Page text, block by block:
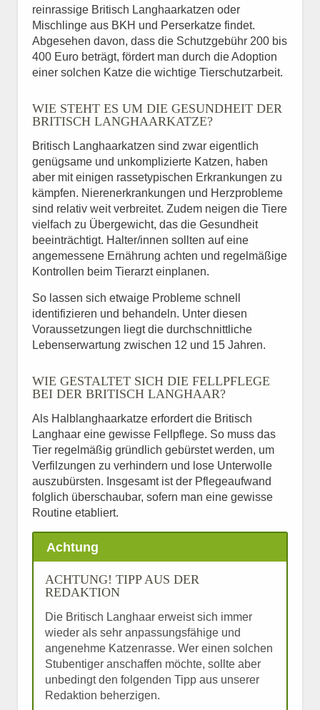
reinrassige Britisch Langhaarkatzen oder
Mischlinge aus BKH und Perserkatze findet.
Abgesehen davon, dass die Schutzgebühr 200 bis
400 Euro beträgt, fördert man durch die Adoption
einer solchen Katze die wichtige Tierschutzarbeit.
WIE STEHT ES UM DIE GESUNDHEIT DER
BRITISCH LANGHAARKATZE?
Britisch Langhaarkatzen sind zwar eigentlich
genügsame und unkomplizierte Katzen, haben
aber mit einigen rassetypischen Erkrankungen zu
kämpfen. Nierenerkrankungen und Herzprobleme
sind relativ weit verbreitet. Zudem neigen die Tiere
vielfach zu Übergewicht, das die Gesundheit
beeinträchtigt. Halter/innen sollten auf eine
angemessene Ernährung achten und regelmäßige
Kontrollen beim Tierarzt einplanen.
So lassen sich etwaige Probleme schnell
identifizieren und behandeln. Unter diesen
Voraussetzungen liegt die durchschnittliche
Lebenserwartung zwischen 12 und 15 Jahren.
WIE GESTALTET SICH DIE FELLPFLEGE
BEI DER BRITISCH LANGHAAR?
Als Halblanghaarkatze erfordert die Britisch
Langhaar eine gewisse Fellpflege. So muss das
Tier regelmäßig gründlich gebürstet werden, um
Verfilzungen zu verhindern und lose Unterwolle
auszubürsten. Insgesamt ist der Pflegeaufwand
folglich überschaubar, sofern man eine gewisse
Routine etabliert.
Achtung
ACHTUNG! TIPP AUS DER
REDAKTION
Die Britisch Langhaar erweist sich immer
wieder als sehr anpassungsfähige und
angenehme Katzenrasse. Wer einen solchen
Stubentiger anschaffen möchte, sollte aber
unbedingt den folgenden Tipp aus unserer
Redaktion beherzigen.